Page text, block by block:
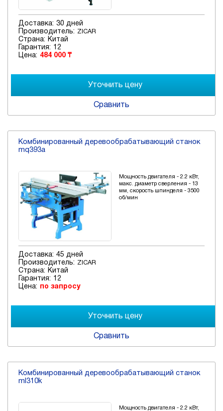
Доставка: 30 дней
Производитель:
ZICAR
Страна:
Китай
Гарантия: 12
Цена: 484 000 ₸
Сравнить
Комбинированный деревообрабатывающий станок
mq393а
Мощность двигателя - 2.2 кВт,
макс. диаметр сверления - 13
мм, скорость шпинделя - 3500
об/мин
Доставка: 45 дней
Производитель:
ZICAR
Страна:
Китай
Гарантия: 12
Цена: по запросу
Сравнить
Комбинированный деревообрабатывающий станок
ml310k
Мощность двигателя - 2.2 кВт,